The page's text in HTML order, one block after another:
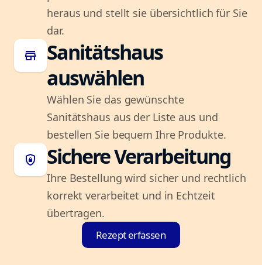
heraus und stellt sie übersichtlich für Sie
dar.
store
Sanitätshaus
auswählen
Wählen Sie das gewünschte
Sanitätshaus aus der Liste aus und
bestellen Sie bequem Ihre Produkte.
shield_lock Sichere Verarbeitung
Ihre Bestellung wird sicher und rechtlich
korrekt verarbeitet und in Echtzeit
übertragen.
Rezept erfassen